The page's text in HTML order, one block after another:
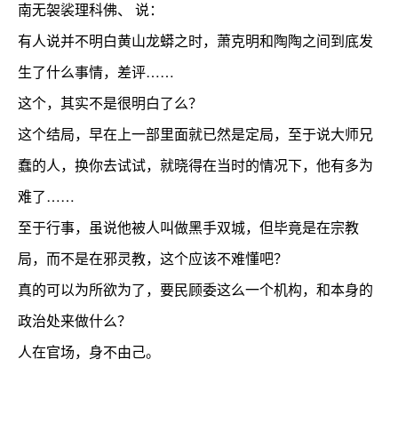
南无袈裟理科佛、 说：
有人说并不明白黄山龙蟒之时，萧克明和陶陶之间到底发
生了什么事情，差评……
这个，其实不是很明白了么？
这个结局，早在上一部里面就已然是定局，至于说大师兄
蠢的人，换你去试试，就晓得在当时的情况下，他有多为
难了……
至于行事，虽说他被人叫做黑手双城，但毕竟是在宗教
局，而不是在邪灵教，这个应该不难懂吧？
真的可以为所欲为了，要民顾委这么一个机构，和本身的
政治处来做什么？
人在官场，身不由己。